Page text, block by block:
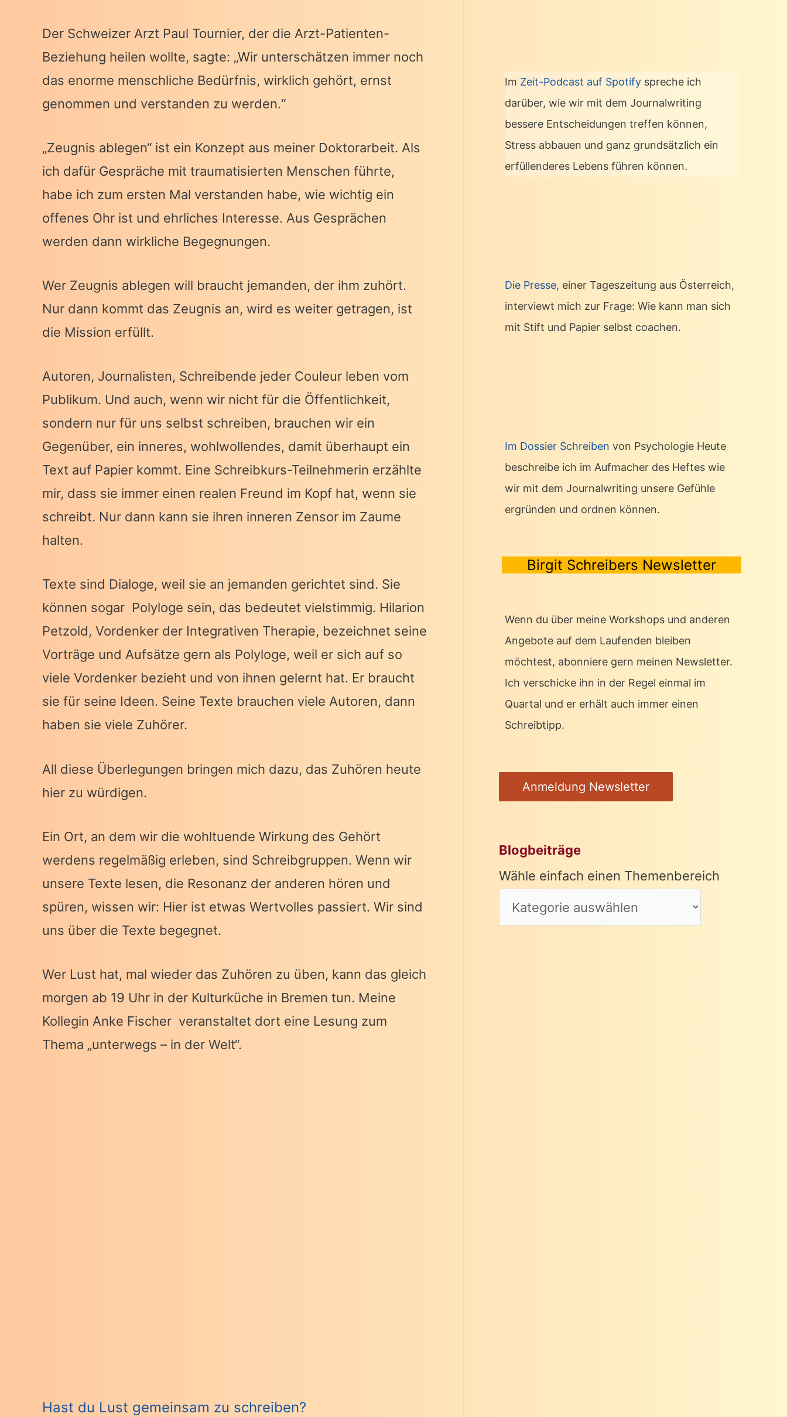
Der Schweizer Arzt Paul Tournier, der die Arzt-Patienten-
Beziehung heilen wollte, sagte: „Wir unterschätzen immer noch
das enorme menschliche Bedürfnis, wirklich gehört, ernst
genommen und verstanden zu werden.“
„Zeugnis ablegen“ ist ein Konzept aus meiner Doktorarbeit. Als
ich dafür Gespräche mit traumatisierten Menschen führte,
habe ich zum ersten Mal verstanden habe, wie wichtig ein
offenes Ohr ist und ehrliches Interesse. Aus Gesprächen
werden dann wirkliche Begegnungen.
Wer Zeugnis ablegen will braucht jemanden, der ihm zuhört.
Nur dann kommt das Zeugnis an, wird es weiter getragen, ist
die Mission erfüllt.
Autoren, Journalisten, Schreibende jeder Couleur leben vom
Publikum. Und auch, wenn wir nicht für die Öffentlichkeit,
sondern nur für uns selbst schreiben, brauchen wir ein
Gegenüber, ein inneres, wohlwollendes, damit überhaupt ein
Text auf Papier kommt. Eine Schreibkurs-Teilnehmerin erzählte
mir, dass sie immer einen realen Freund im Kopf hat, wenn sie
schreibt. Nur dann kann sie ihren inneren Zensor im Zaume
halten.
Texte sind Dialoge, weil sie an jemanden gerichtet sind. Sie
können sogar Polyloge sein, das bedeutet vielstimmig. Hilarion
Petzold, Vordenker der Integrativen Therapie, bezeichnet seine
Vorträge und Aufsätze gern als Polyloge, weil er sich auf so
viele Vordenker bezieht und von ihnen gelernt hat. Er braucht
sie für seine Ideen. Seine Texte brauchen viele Autoren, dann
haben sie viele Zuhörer.
All diese Überlegungen bringen mich dazu, das Zuhören heute
hier zu würdigen.
Ein Ort, an dem wir die wohltuende Wirkung des Gehört
werdens regelmäßig erleben, sind Schreibgruppen. Wenn wir
unsere Texte lesen, die Resonanz der anderen hören und
spüren, wissen wir: Hier ist etwas Wertvolles passiert. Wir sind
uns über die Texte begegnet.
Wer Lust hat, mal wieder das Zuhören zu üben, kann das gleich
morgen ab 19 Uhr in der Kulturküche in Bremen tun. Meine
Kollegin Anke Fischer veranstaltet dort eine Lesung zum
Thema „unterwegs – in der Welt“.
Hast du Lust gemeinsam zu schreiben?
Im Zeit-Podcast auf Spotify spreche ich
darüber, wie wir mit dem Journalwriting
bessere Entscheidungen treffen können,
Stress abbauen und ganz grundsätzlich ein
erfüllenderes Lebens führen können.
Die Presse, einer Tageszeitung aus Österreich,
interviewt mich zur Frage: Wie kann man sich
mit Stift und Papier selbst coachen.
Im Dossier Schreiben von Psychologie Heute
beschreibe ich im Aufmacher des Heftes wie
wir mit dem Journalwriting unsere Gefühle
ergründen und ordnen können.
Birgit Schreibers Newsletter
Wenn du über meine Workshops und anderen
Angebote auf dem Laufenden bleiben
möchtest, abonniere gern meinen Newsletter.
Ich verschicke ihn in der Regel einmal im
Quartal und er erhält auch immer einen
Schreibtipp.
Anmeldung Newsletter
Blogbeiträge
Wähle einfach einen Themenbereich